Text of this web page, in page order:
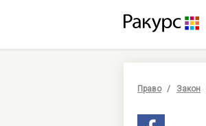
Право Закон